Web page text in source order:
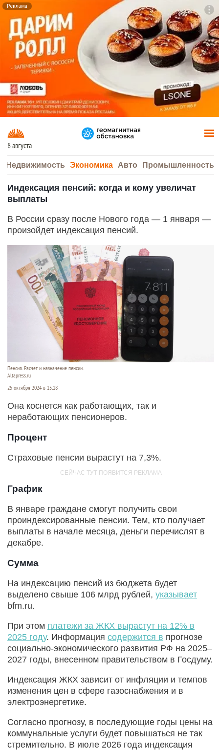
Реклама
8 августа
Недвижимость Экономика Авто Промышленность
Индексация пенсий: когда и кому увеличат
выплаты
В России сразу после Нового года — 1 января —
произойдет индексация пенсий.
Пенсия. Расчет и назначение пенсии.
Altapress.ru
25 октября 2024 в 15:18
Она коснется как работающих, так и
неработающих пенсионеров.
Процент
Страховые пенсии вырастут на 7,3%.
График
В январе граждане смогут получить свои
проиндексированные пенсии. Тем, кто получает
выплаты в начале месяца, деньги перечислят в
декабре.
Сумма
На индексацию пенсий из бюджета будет
выделено свыше 106 млрд рублей, указывает
bfm.ru.
При этом платежи за ЖКХ вырастут на 12% в
2025 году. Информация содержится в прогнозе
социально-экономического развития РФ на 2025–
2027 годы, внесенном правительством в Госдуму.
Индексация ЖКХ зависит от инфляции и темпов
изменения цен в сфере газоснабжения и в
электроэнергетике.
Согласно прогнозу, в последующие годы цены на
коммунальные услуги будет повышаться не так
стремительно. В июле 2026 года индексация